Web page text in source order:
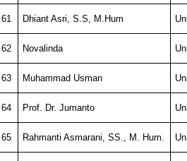
61 Dhiant Asri, S.S, M.Hum
62 Novalinda
63 Muhammad Usman
64 Prof. Dr. Jumanto
65 Rahmanti Asmarani, SS., M. Hum.